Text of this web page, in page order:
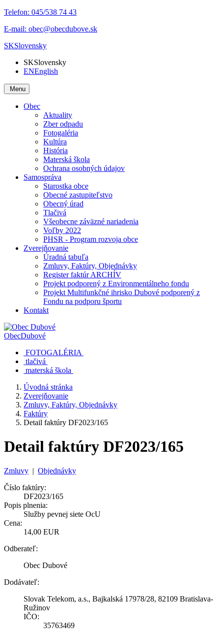
Telefon: 045/538 74 43
E-mail: obec@obecdubove.sk
SKSlovensky
SKSlovensky
ENEnglish
Menu
Obec
Aktuality
Zber odpadu
Fotogaléria
Kultúra
História
Materská škola
Ochrana osobných údajov
Samospráva
Starostka obce
Obecné zastupiteľstvo
Obecný úrad
Tlačivá
Všeobecne záväzné nariadenia
Voľby 2022
PHSR - Program rozvoja obce
Zverejňovanie
Úradná tabuľa
Zmluvy, Faktúry, Objednávky
Register faktúr ARCHÍV
Projekt podporený z Environmentálneho fondu
Projekt Multifunkčné ihrisko Dubové podporený z
Fondu na podporu športu
Kontakt
ObecDubové
FOTOGALÉRIA
tlačivá
materská škola
Úvodná stránka
Zverejňovanie
Zmluvy, Faktúry, Objednávky
Faktúry
Detail faktúry DF2023/165
Detail faktúry DF2023/165
Zmluvy | Objednávky
Číslo faktúry:
DF2023/165
Popis plnenia:
Služby pevnej siete OcU
Cena:
14,00 EUR
Odberateľ:
Obec Dubové
Dodávateľ:
Slovak Telekom, a.s., Bajkalská 17978/28, 82109 Bratislava-
Ružinov
IČO:
35763469